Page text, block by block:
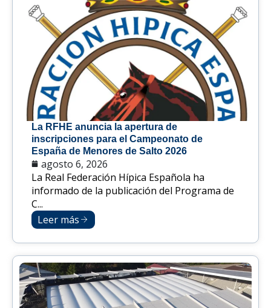
La RFHE anuncia la apertura de
inscripciones para el Campeonato de
España de Menores de Salto 2026
agosto 6, 2026
La Real Federación Hípica Española ha
informado de la publicación del Programa de
C...
Leer más